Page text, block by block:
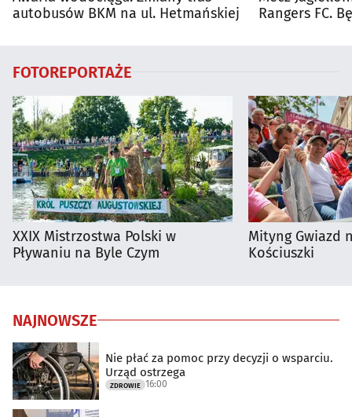
autobusów BKM na ul. Hetmańskiej
Rangers FC.
FOTOREPORTAŻE
XXIX Mistrzostwa Polski w
Pływaniu na Byle Czym
Mityng Gwiazd
Kościuszki
NAJNOWSZE
Nie płać za pomoc przy decyzji o wsparciu.
Urząd ostrzega
ZDROWIE 16:00